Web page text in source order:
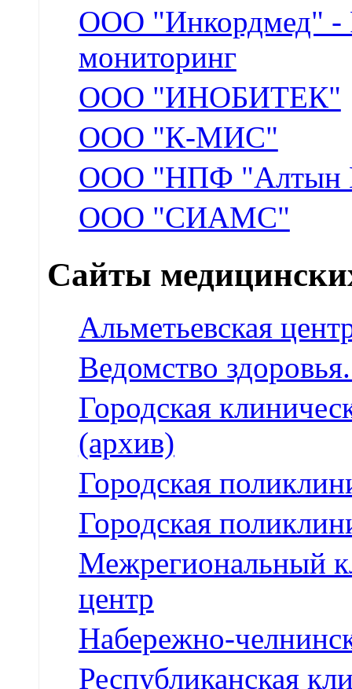
ООО "Инкордмед" -
мониторинг
ООО "ИНОБИТЕК"
ООО "К-МИС"
ООО "НПФ "Алтын
ООО "СИАМС"
Сайты
Альметьевская
Ведомство
Городская
(архив)
Городская
Городская
Межрегиональный
центр
Набережно-
Республиканская